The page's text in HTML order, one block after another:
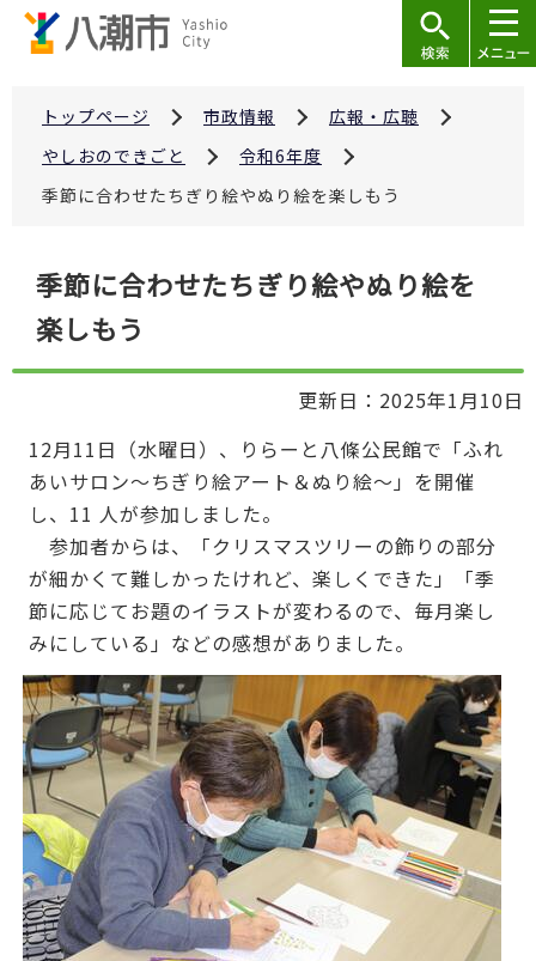
トップページ 市政情報
広報・広聴
やしおのできごと
令和6年度
季節に合わせたちぎり絵やぬり絵を楽しもう
季節に合わせたちぎり絵やぬり絵を
楽しもう
更新日：2025年1月10日
12月11日（水曜日）、りらーと八條公民館で「ふれ
あいサロン～ちぎり絵アート＆ぬり絵～」を開催
し、11 人が参加しました。
参加者からは、「クリスマスツリーの飾りの部分
が細かくて難しかったけれど、楽しくできた」「季
節に応じてお題のイラストが変わるので、毎月楽し
みにしている」などの感想がありました。